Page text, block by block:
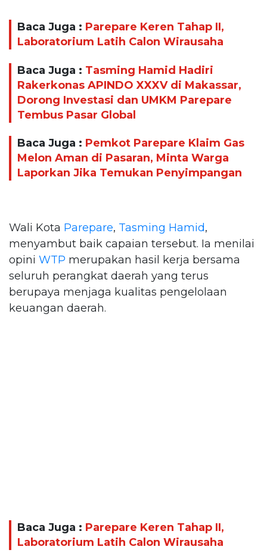
Baca Juga : Parepare Keren Tahap II,
Laboratorium Latih Calon Wirausaha
Baca Juga : Tasming Hamid Hadiri
Rakerkonas APINDO XXXV di Makassar,
Dorong Investasi dan UMKM Parepare
Tembus Pasar Global
Baca Juga : Pemkot Parepare Klaim Gas
Melon Aman di Pasaran, Minta Warga
Laporkan Jika Temukan Penyimpangan
Wali Kota Parepare, Tasming Hamid,
menyambut baik capaian tersebut. Ia menilai
opini WTP merupakan hasil kerja bersama
seluruh perangkat daerah yang terus
berupaya menjaga kualitas pengelolaan
keuangan daerah.
Baca Juga : Parepare Keren Tahap II,
Laboratorium Latih Calon Wirausaha